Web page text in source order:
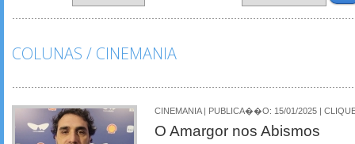
COLUNAS / CINEMANIA
CINEMANIA | PUBLICA��O: 15/01/2025 |
O Amargor nos Abismos